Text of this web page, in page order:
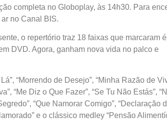
completa no Globoplay, às 14h30. Para
no Canal BIS.
o repertório traz 18 faixas que marcaram
DVD. Agora, ganham nova vida no palco e
“Morrendo de Desejo”, “Minha Razão de
“Me Diz o Que Fazer”, “Se Tu Não Estás”,
“Que Namorar Comigo”, “Declaração
e o clássico medley “Pensão